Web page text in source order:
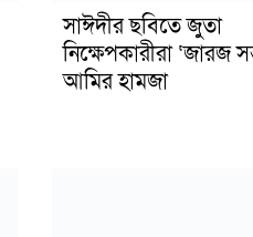
সাঈদীর ছবিতে জুতা
নিক্ষেপকারীরা ‘জারজ
আমির হামজা